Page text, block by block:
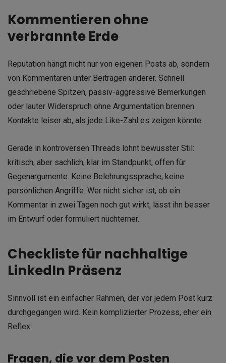
Kommentieren ohne
verbrannte Erde
Reputation hängt nicht nur von eigenen Posts ab, sondern
von Kommentaren unter Beiträgen anderer. Schnell
geschriebene Spitzen, passiv-aggressive Bemerkungen
oder lauter Widerspruch ohne Argumentation brennen
Kontakte leiser ab, als jede Like-Zahl es zeigen könnte.
Gerade in kontroversen Threads lohnt bewusster Stil:
kritisch, aber sachlich, klar im Standpunkt, offen für
Gegenargumente. Keine Belehrungssprache, keine
persönlichen Angriffe. Wer nicht sicher ist, ob ein
Kommentar in zwei Tagen noch gut wirkt, lässt ihn besser
im Entwurf oder formuliert nüchterner.
Checkliste für nachhaltige
LinkedIn Präsenz
Sinnvoll ist ein einfacher Rahmen, der vor jedem Post kurz
durchgegangen wird. Kein komplizierter Prozess, eher ein
Reflex.
Fragen, die vor dem Posten